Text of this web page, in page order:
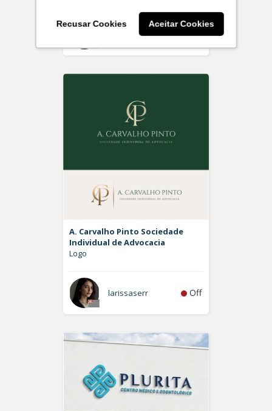
Recusar Cookies Aceitar Cookies
Rdesign SM On
A. Carvalho Pinto Sociedade
Individual de Advocacia
Logo
larissaserr Off